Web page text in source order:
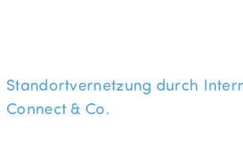
Standortvernetzung durch
Connect & Co.